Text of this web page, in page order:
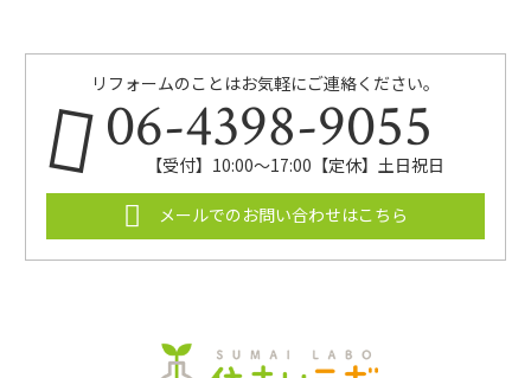
リフォームのことはお気軽にご連絡ください。
06-4398-9055
【受付】10:00～17:00【定休】土日祝日
メールでのお問い合わせはこちら